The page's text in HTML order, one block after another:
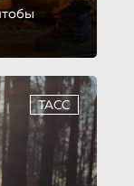
ТАСС